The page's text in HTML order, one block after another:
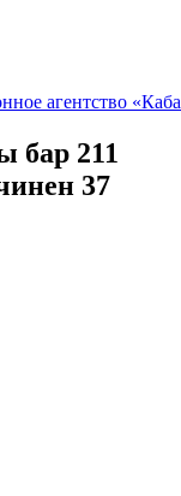
бар 211
37